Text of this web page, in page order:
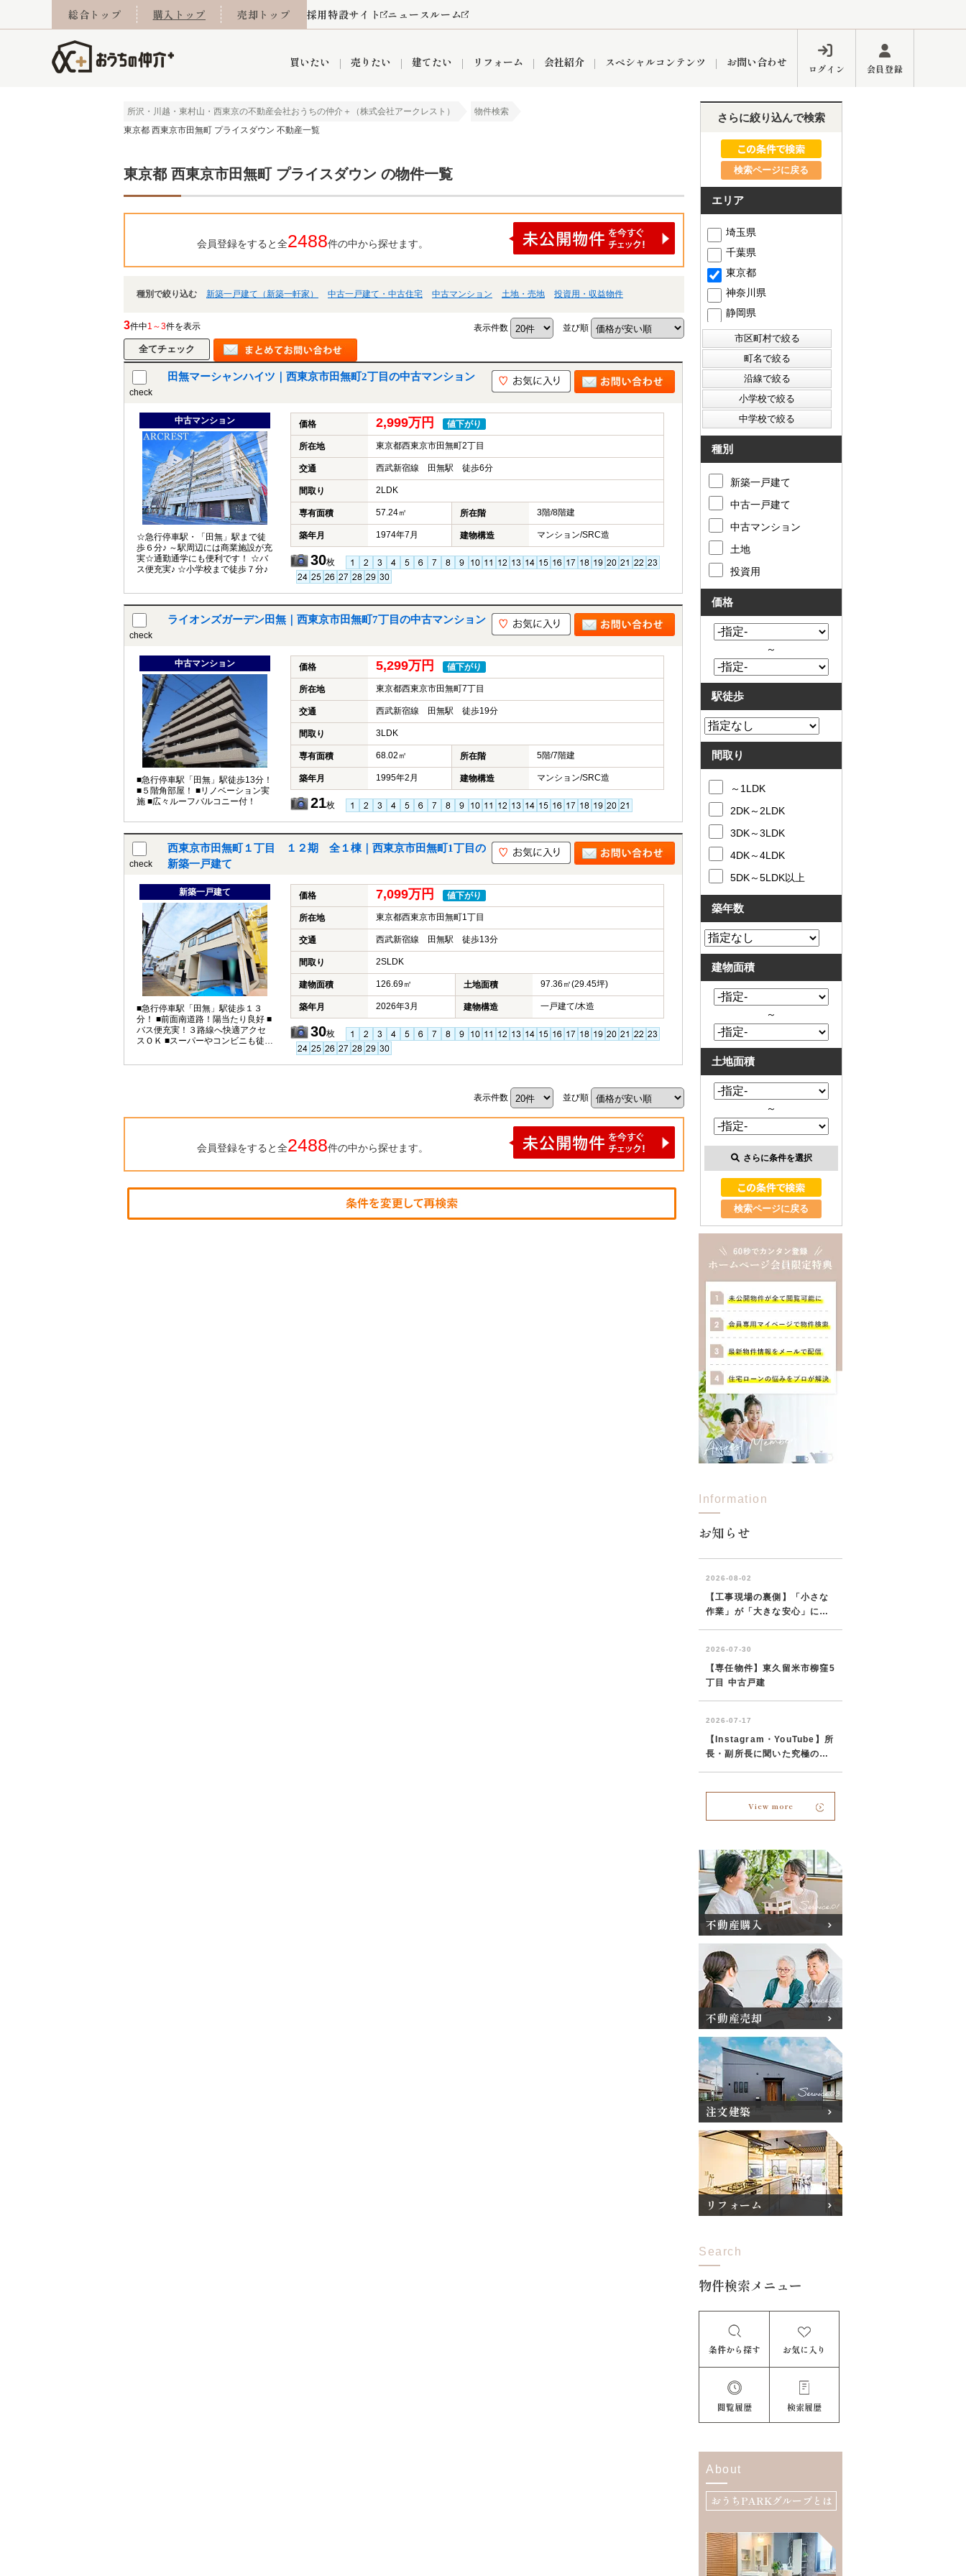
総合トップ 購入トップ 売却トップ 採用特設サイト ニュースルーム
買いたい
川越市 入間市 飯能市 狭山市 ふじみ野市 富士見市 志木市 新座市 朝霞市 西東京市 東村山市 東大和市
売りたい
練馬区
建てたい リフォーム 会社紹介
インフォメーション ブログ
秋津営業所 東久留米営業所
スペシャルコンテンツ お問い合わせ ログイン 会員登録
所沢・川越・東村山・西東京の不動産会社おうちの仲介＋（株式会社アークレスト）
物件検索
東京都 西東京市田無町 プライスダウン 不動産一覧
東京都 西東京市田無町 プライスダウン の物件一覧
会員登録をすると全2488件の中から探せます。
種別で絞り込む 新築一戸建て（新築一軒家） 中古一戸建て・中古住宅 中古マンション 土地・売地 投資用・収益物件
3件中1～3件を表示 表示件数 並び順
check
田無マーシャンハイツ｜西東京市田無町2丁目の中古マンション
中古マンション
☆急行停車駅・「田無」駅まで徒
歩６分♪ ～駅周辺には商業施設が充
実☆通勤通学にも便利です！ ☆バ
ス便充実♪ ☆小学校まで徒歩７分♪
価格 2,999万円 値下がり
所在地 東京都西東京市田無町2丁目
交通 西武新宿線 田無駅 徒歩6分
間取り 2LDK
専有面積 57.24㎡ 所在階 3階/8階建
築年月 1974年7月 建物構造 マンション/SRC造
30枚
check
ライオンズガーデン田無｜西東京市田無町7丁目の中古マンション
中古マンション
■急行停車駅「田無」駅徒歩13分！
■５階角部屋！ ■リノベーション実
施 ■広々ルーフバルコニー付！
価格 5,299万円 値下がり
所在地 東京都西東京市田無町7丁目
交通 西武新宿線 田無駅 徒歩19分
間取り 3LDK
専有面積 68.02㎡ 所在階 5階/7階建
築年月 1995年2月 建物構造 マンション/SRC造
21枚
check
西東京市田無町１丁目 １２期 全１棟｜西東京市田無町1丁目の
新築一戸建て
新築一戸建て
■急行停車駅「田無」駅徒歩１３
分！ ■前面南道路！陽当たり良好 ■
バス便充実！３路線へ快適アクセ
スＯＫ ■スーパーやコンビニも徒歩
価格 7,099万円 値下がり
所在地 東京都西東京市田無町1丁目
交通 西武新宿線 田無駅 徒歩13分
間取り 2SLDK
建物面積 126.69㎡ 土地面積 97.36㎡(29.45坪)
築年月 2026年3月 建物構造 一戸建て/木造
30枚
表示件数 並び順
会員登録をすると全2488件の中から探せます。
さらに絞り込んで検索
検索ページに戻る
エリア
埼玉県
千葉県
東京都
神奈川県
静岡県
種別
新築一戸建て
中古一戸建て
中古マンション
土地
投資用
価格
～
駅徒歩
間取り
～1LDK
2DK～2LDK
3DK～3LDK
4DK～4LDK
5DK～5LDK以上
築年数
建物面積
～
土地面積
～
さらに条件を選択
検索ページに戻る
Information
お知らせ
View more
不動産購入
不動産売却
注文建築
リフォーム
Search
物件検索メニュー
条件から探す お気に入り
閲覧履歴 検索履歴
About
おうちPARKグループとは